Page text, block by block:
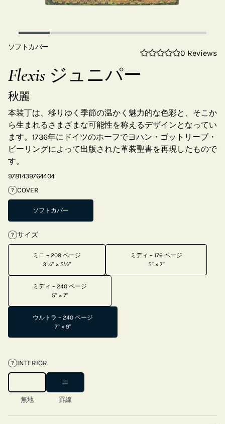
ソフトカバー
0 Reviews
Flexis ジュニパー
秋麗
本装丁は、移りゆく季節の温かく魅力的な色彩と、そこか
ら生まれるさまざまな可能性を称えるデザインとなってい
ます。1736年にドイツのホーフでヨハン・ゴットリーブ・
ビーリングによって出版された革装聖書を再現したもので
す。
9781439764404
? COVER
ソフトカバー
? サイズ
ミニ – 208 ページ
3¾" × 5½"
ミディ – 176 ページ
5" × 7"
ミディ – 240 ページ
5" × 7"
ウルトラ – 240 ページ
7" × 9"
? INTERIOR
無地 罫線